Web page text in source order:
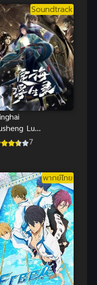
Soundtrack
Lu
บันทึก
7
พากย์ไทย